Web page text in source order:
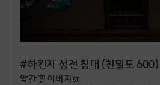
#하킨자 성전 침대 (친밀도 600)
약간 할아버지st